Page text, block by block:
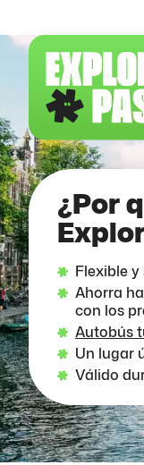
¿Por
Flexible
Ahorra
con los
Autobús
Un lugar
Válido